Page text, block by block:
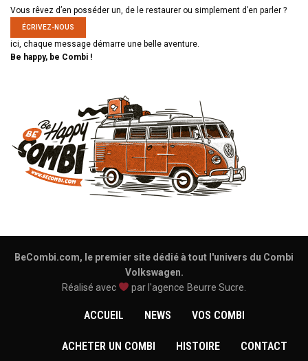
Vous rêvez d’en posséder un, de le restaurer ou simplement d’en parler ?
ÉCRIVEZ-NOUS
ici, chaque message démarre une belle aventure.
Be happy, be Combi !
BeCombi.com, le premier site dédié à tout l'univers du Combi
Volkswagen.
Réalisé avec
par l'agence Beurre Sucre
ACCUEIL NEWS VOS COMBI
ACHETER UN COMBI HISTOIRE CONTACT